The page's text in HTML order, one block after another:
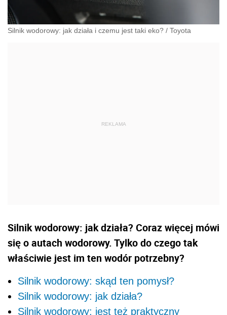
Silnik wodorowy: jak działa i czemu jest taki eko? / Toyota
Silnik wodorowy: jak działa? Coraz więcej mówi
się o autach wodorowy. Tylko do czego tak
właściwie jest im ten wodór potrzebny?
Silnik wodorowy: skąd ten pomysł?
Silnik wodorowy: jak działa?
Silnik wodorowy: jest też praktyczny